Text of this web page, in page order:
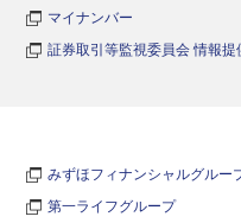
マイナンバー
証券取引等監視委員会 情報提
みずほフィナンシャルグルー
第一ライフグループ